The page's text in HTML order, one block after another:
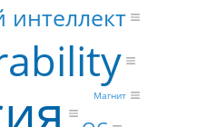
интеллект
Магнит